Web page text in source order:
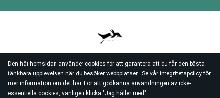
Den här hemsidan använder cookies för att garantera att du får den bästa
tänkbara upplevelsen när du besöker webbplatsen. Se vår integritetspolicyför
mer information om det här. För att godkänna användningen av icke-
essentiella cookies, vänligen klicka "Jag håller med"
vill du tillbaka till startsidan?
tryck bara på pingvinen...